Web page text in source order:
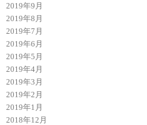
2019年9月
2019年8月
2019年7月
2019年6月
2019年5月
2019年4月
2019年3月
2019年2月
2019年1月
2018年12月